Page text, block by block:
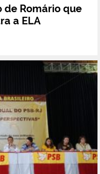
de Romário que
a ELA